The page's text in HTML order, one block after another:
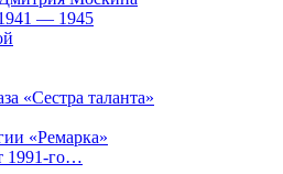
— 1945
«Сестра таланта»
«Ремарка»
1991-го…